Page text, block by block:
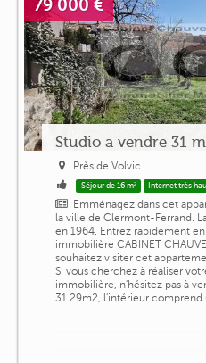
79 000 €
Studio a vendre 31
Près de Volvic
Séjour de 16 m² Internet très
Emménagez dans cet
la ville de Clermont-Ferrand.
en 1964. Entrez rapidement
immobilière CABINET
souhaitez visiter cet
Si vous cherchez à réaliser
immobilière, n'hésitez pas à
31.29m2, l'intérieur comprend